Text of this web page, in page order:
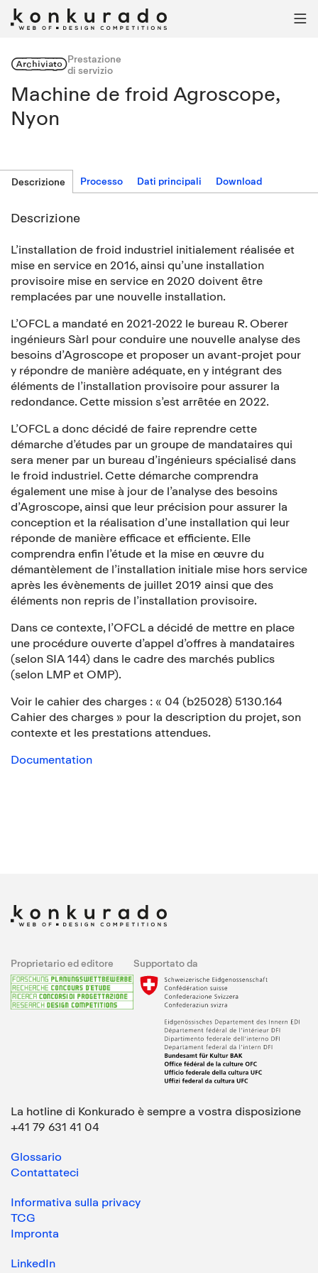

ArchiviatoPrestazione
di servizio
Machine de froid Agroscope,
Nyon
Descrizione Processo Dati principali Download
Descrizione
L’installation de froid industriel initialement réalisée et
mise en service en 2016, ainsi qu’une installation
provisoire mise en service en 2020 doivent être
remplacées par une nouvelle installation.
L’OFCL a mandaté en 2021-2022 le bureau R. Oberer
ingénieurs Sàrl pour conduire une nouvelle analyse des
besoins d’Agroscope et proposer un avant-projet pour
y répondre de manière adéquate, en y intégrant des
éléments de l’installation provisoire pour assurer la
redondance. Cette mission s’est arrêtée en 2022.
L’OFCL a donc décidé de faire reprendre cette
démarche d’études par un groupe de mandataires qui
sera mener par un bureau d’ingénieurs spécialisé dans
le froid industriel. Cette démarche comprendra
également une mise à jour de l’analyse des besoins
d’Agroscope, ainsi que leur précision pour assurer la
conception et la réalisation d’une installation qui leur
réponde de manière efficace et efficiente. Elle
comprendra enfin l’étude et la mise en œuvre du
démantèlement de l’installation initiale mise hors service
après les évènements de juillet 2019 ainsi que des
éléments non repris de l’installation provisoire.
Dans ce contexte, l’OFCL a décidé de mettre en place
une procédure ouverte d’appel d’offres à mandataires
(selon SIA 144) dans le cadre des marchés publics
(selon LMP et OMP).
Voir le cahier des charges : « 04 (b25028) 5130.164
Cahier des charges » pour la description du projet, son
contexte et les prestations attendues.
Documentation
Proprietario ed editore Supportato da
La hotline di Konkurado è sempre a vostra disposizione
+41 79 631 41 04
Glossario
Contattateci
Informativa sulla privacy
TCG
Impronta
LinkedIn